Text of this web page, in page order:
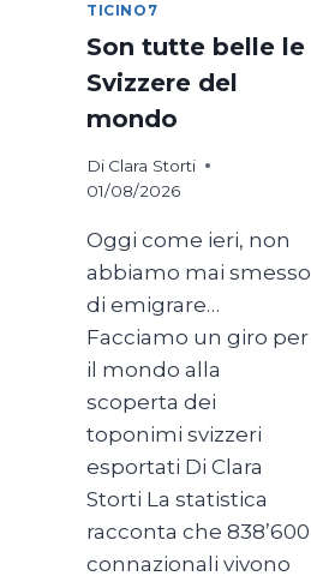
TICINO7
Son tutte belle le
Svizzere del
mondo
Di Clara Storti
01/08/2026
Oggi come ieri, non
abbiamo mai smesso
di emigrare…
Facciamo un giro per
il mondo alla
scoperta dei
toponimi svizzeri
esportati Di Clara
Storti La statistica
racconta che 838’600
connazionali vivono